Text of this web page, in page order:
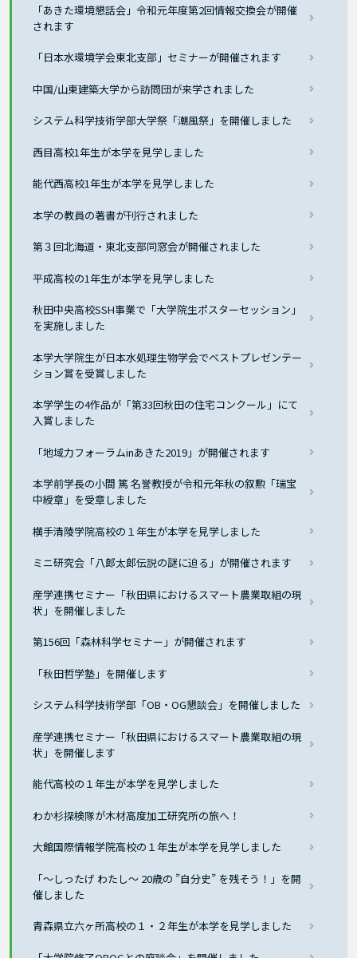
「あきた環境懇話会」令和元年度第2回情報交換会が開催
されます
「日本水環境学会東北支部」セミナーが開催されます
中国/山東建築大学から訪問団が来学されました
システム科学技術学部大学祭「潮風祭」を開催しました
西目高校1年生が本学を見学しました
能代西高校1年生が本学を見学しました
本学の教員の著書が刊行されました
第３回北海道・東北支部同窓会が開催されました
平成高校の1年生が本学を見学しました
秋田中央高校SSH事業で「大学院生ポスターセッション」
を実施しました
本学大学院生が日本水処理生物学会でベストプレゼンテー
ション賞を受賞しました
本学学生の4作品が「第33回秋田の住宅コンクール」にて
入賞しました
「地域力フォーラムinあきた2019」が開催されます
本学前学長の小間 篤 名誉教授が令和元年秋の叙勲「瑞宝
中綬章」を受章しました
横手清陵学院高校の１年生が本学を見学しました
ミニ研究会「八郎太郎伝説の謎に迫る」が開催されます
産学連携セミナー「秋田県におけるスマート農業取組の現
状」を開催しました
第156回「森林科学セミナー」が開催されます
「秋田哲学塾」を開催します
システム科学技術学部「OB・OG懇談会」を開催しました
産学連携セミナー「秋田県におけるスマート農業取組の現
状」を開催します
能代高校の１年生が本学を見学しました
わか杉探検隊が木材高度加工研究所の旅へ！
大館国際情報学院高校の１年生が本学を見学しました
「～しったげ わたし～ 20歳の ”自分史” を残そう！」を開
催しました
青森県立六ヶ所高校の１・２年生が本学を見学しました